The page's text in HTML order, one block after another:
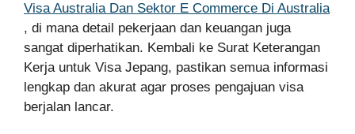
Visa Australia Dan Sektor E Commerce Di Australia
, di mana detail pekerjaan dan keuangan juga
sangat diperhatikan. Kembali ke Surat Keterangan
Kerja untuk Visa Jepang, pastikan semua informasi
lengkap dan akurat agar proses pengajuan visa
berjalan lancar.